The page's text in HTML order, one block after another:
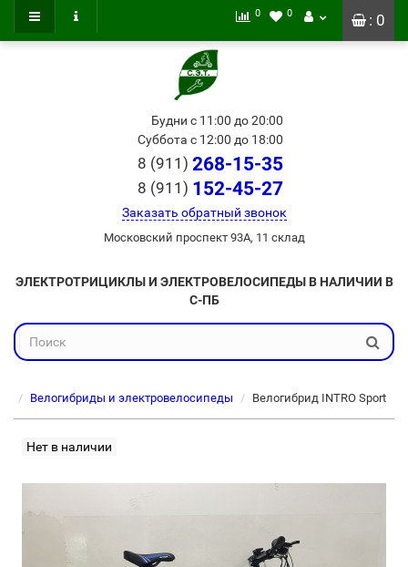
: 0
0 0
Будни с 11:00 до 20:00
Суббота с 12:00 до 18:00
8 (911) 268-15-35
8 (911) 152-45-27
Заказать обратный звонок
Московский проспект 93А, 11 склад
ЭЛЕКТРОТРИЦИКЛЫ И ЭЛЕКТРОВЕЛОСИПЕДЫ В НАЛИЧИИ В
С-ПБ
Велогибриды и электровелосипеды Велогибрид INTRO Sport
Нет в наличии